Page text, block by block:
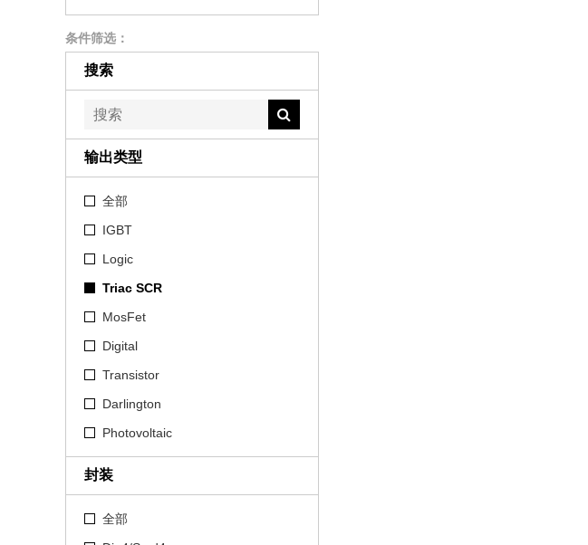
条件筛选：
搜索
输出类型
全部
IGBT
Logic
Triac SCR
MosFet
Digital
Transistor
Darlington
Photovoltaic
封装
全部